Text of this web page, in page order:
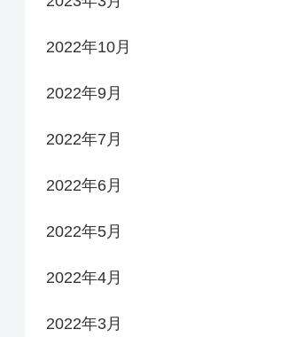
2022年10月
2022年9月
2022年7月
2022年6月
2022年5月
2022年4月
2022年3月